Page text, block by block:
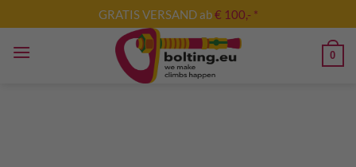
Inhalt
springen
GRATIS VERSAND ab€ 100,- *
0